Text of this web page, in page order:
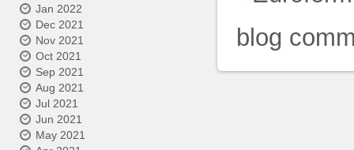
Jan 2022
Dec 2021
Nov 2021
Oct 2021
Sep 2021
Aug 2021
Jul 2021
Jun 2021
May 2021
blog